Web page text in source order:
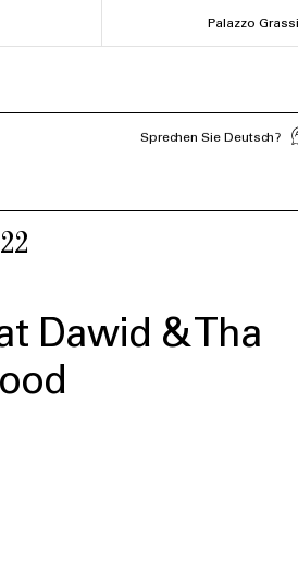
Palazzo
Sprechen Sie Deutsch?
Dawid & Tha